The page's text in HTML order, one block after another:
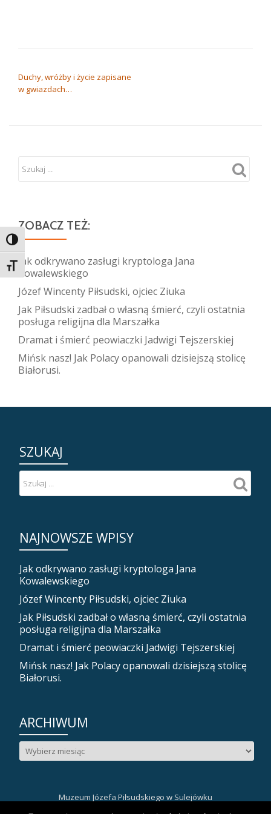
TOGGLE HIGH CONTRAST
TOGGLE FONT SIZE
Duchy, wróżby i życie zapisane
w gwiazdach…
ZOBACZ TEŻ:
Jak odkrywano zasługi kryptologa Jana
Kowalewskiego
Józef Wincenty Piłsudski, ojciec Ziuka
Jak Piłsudski zadbał o własną śmierć, czyli ostatnia
posługa religijna dla Marszałka
Dramat i śmierć peowiaczki Jadwigi Tejszerskiej
Mińsk nasz! Jak Polacy opanowali dzisiejszą stolicę
Białorusi.
SZUKAJ
NAJNOWSZE WPISY
Jak odkrywano zasługi kryptologa Jana
Kowalewskiego
Józef Wincenty Piłsudski, ojciec Ziuka
Jak Piłsudski zadbał o własną śmierć, czyli ostatnia
posługa religijna dla Marszałka
Dramat i śmierć peowiaczki Jadwigi Tejszerskiej
Mińsk nasz! Jak Polacy opanowali dzisiejszą stolicę
Białorusi.
ARCHIWUM
Archiwum
Muzeum Józefa Piłsudskiego w Sulejówku